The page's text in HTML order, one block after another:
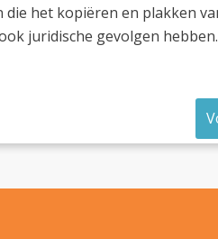
het kopiëren en plakken
juridische gevolgen